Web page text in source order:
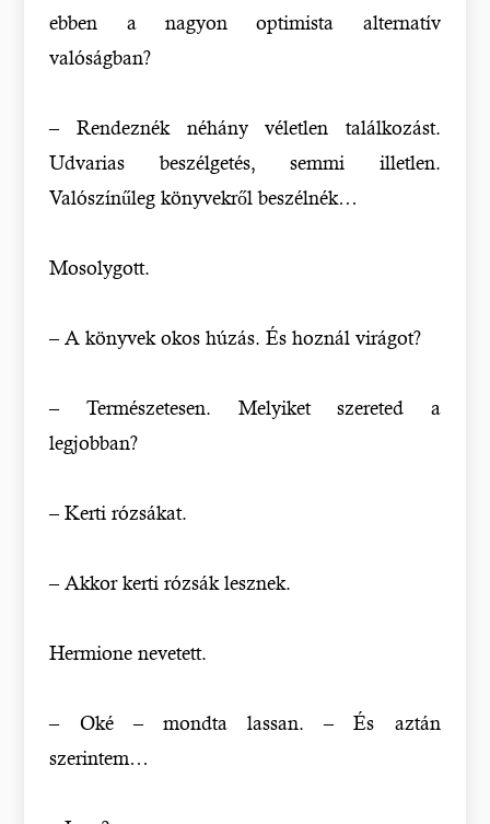
ebben a nagyon optimista alternatív
valóságban?
– Rendeznék néhány véletlen találkozást.
Udvarias beszélgetés, semmi illetlen.
Valószínűleg könyvekről beszélnék…
Mosolygott.
– A könyvek okos húzás. És hoznál virágot?
– Természetesen. Melyiket szereted a
legjobban?
– Kerti rózsákat.
– Akkor kerti rózsák lesznek.
Hermione nevetett.
– Oké – mondta lassan. – És aztán
szerintem…